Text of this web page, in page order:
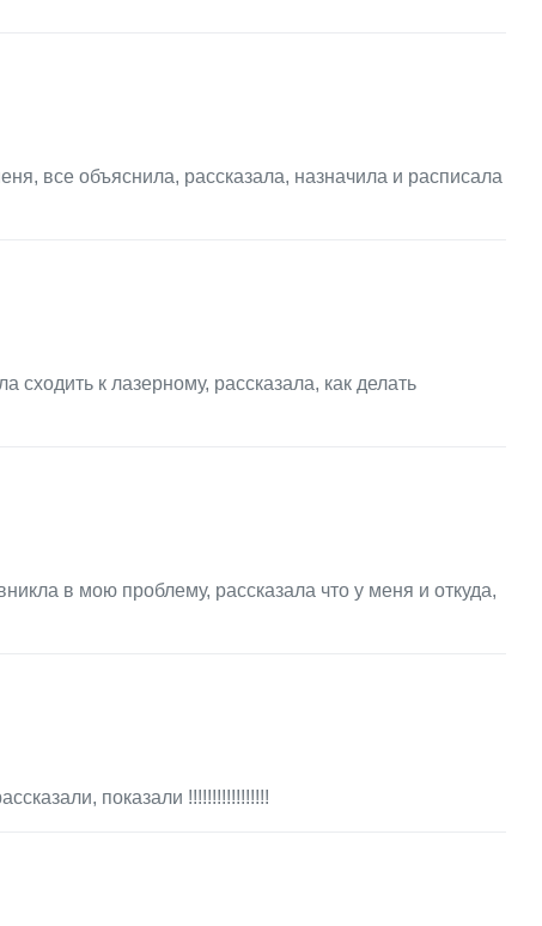
все объяснила, рассказала, назначила и расписала
к лазерному, рассказала, как делать
в мою проблему, рассказала что у меня и откуда,
показали !!!!!!!!!!!!!!!!!